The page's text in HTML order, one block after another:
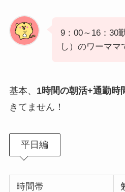
9：00～16：30
し）のワーママ
基本、 1時間の朝活+通勤時
きてません！
平日編
時間帯